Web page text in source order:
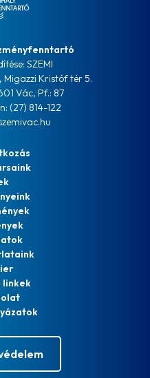
SZEMI
Kristóf tér 5.
Vác, Pf.: 87
(27) 814-122
linkek